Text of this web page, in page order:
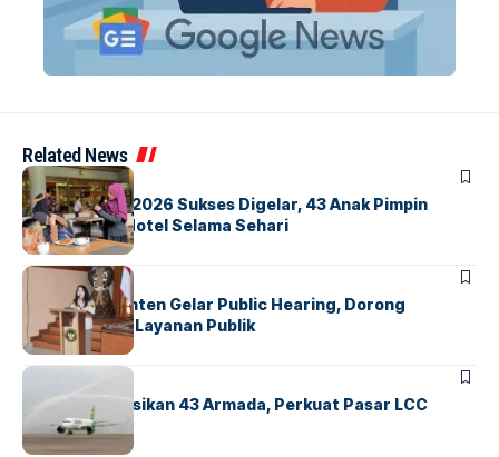
Related News
BERITAINDEX
GM For A Day 2026 Sukses Digelar, 43 Anak Pimpin
Operasional Hotel Selama Sehari
BANDARA BERITA
Karantina Banten Gelar Public Hearing, Dorong
Transparansi Layanan Publik
BANDARA
Citilink Operasikan 43 Armada, Perkuat Pasar LCC
Nasional